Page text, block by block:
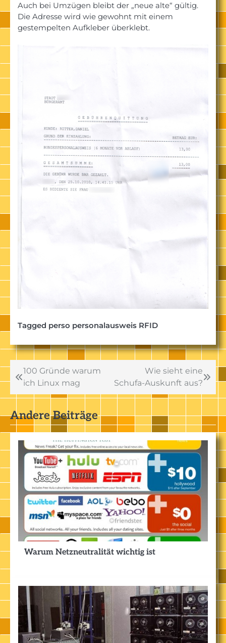
Auch bei Umzügen bleibt der „neue alte“ gültig.
Die Adresse wird wie gewohnt mit einem
gestempelten Aufkleber überklebt.
Tagged perso personalausweis RFID
Beitragsnavigation
100 Gründe warum
ich Linux mag
Wie sieht eine
Schufa-Auskunft aus?
Andere Beiträge
Warum Netzneutralität wichtig ist